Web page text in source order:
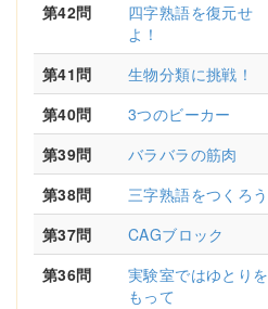
第42問
四字熟語を復元せ
よ！
第41問 生物分類に挑戦！
第40問
3つのビーカー
第39問
バラバラの筋肉
第38問
三字熟語をつくろう
第37問
CAGブロック
第36問
実験室ではゆとりを
もって